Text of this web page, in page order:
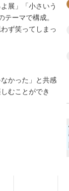
展」「小さいう
ーマで構成。
ず笑ってしまっ
かった」と共感
むことができ